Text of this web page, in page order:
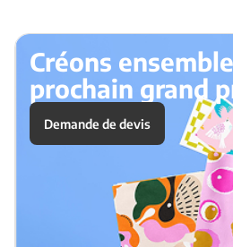
Créons
prochain grand
Demande de devis